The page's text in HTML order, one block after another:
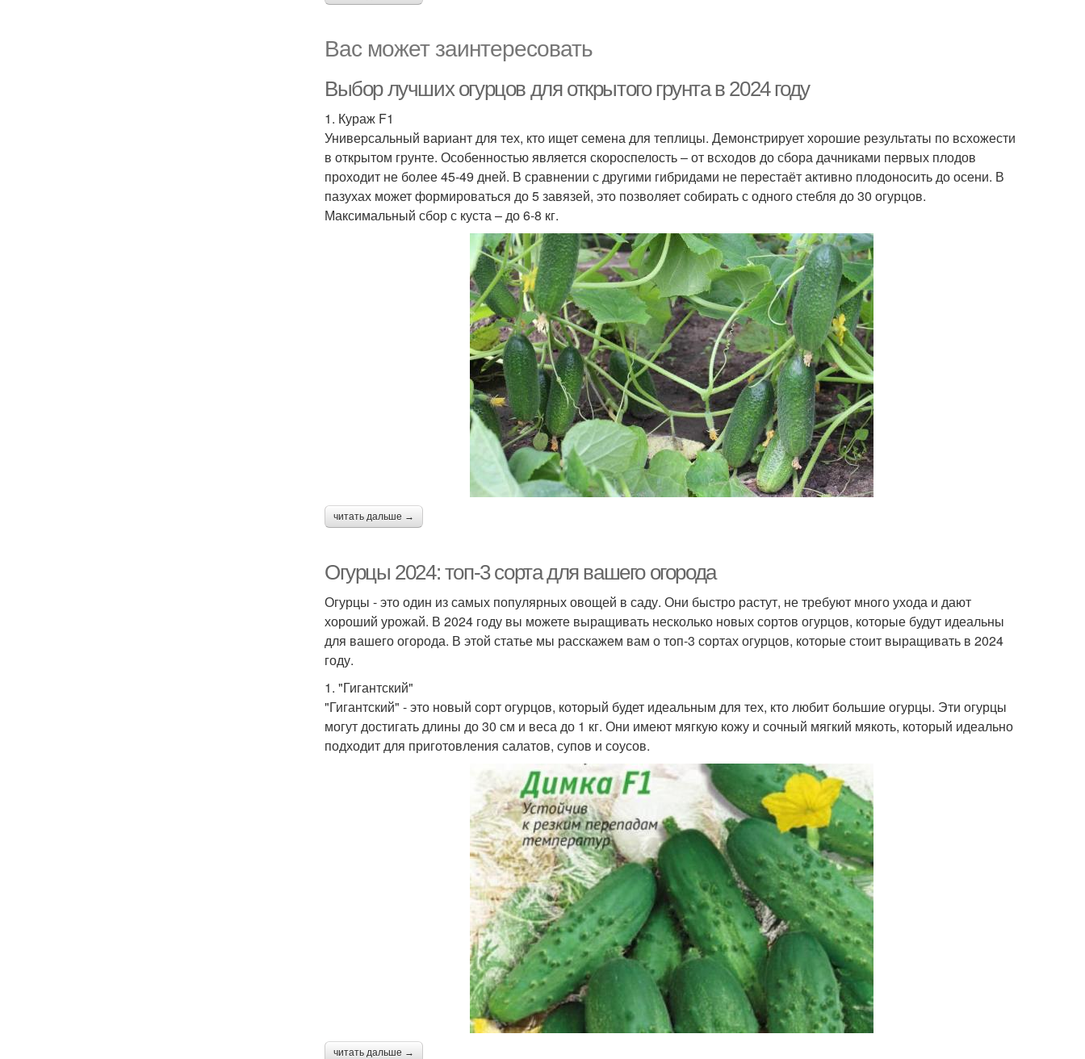
Вас может заинтересовать
Выбор лучших огурцов для открытого грунта в 2024 году
1. Кураж F1
Универсальный вариант для тех, кто ищет семена для теплицы. Демонстрирует хорошие результаты по всхожести
в открытом грунте. Особенностью является скороспелость – от всходов до сбора дачниками первых плодов
проходит не более 45-49 дней. В сравнении с другими гибридами не перестаёт активно плодоносить до осени. В
пазухах может формироваться до 5 завязей, это позволяет собирать с одного стебля до 30 огурцов.
Максимальный сбор с куста – до 6-8 кг.
читать дальше →
Огурцы 2024: топ-3 сорта для вашего огорода
Огурцы - это один из самых популярных овощей в саду. Они быстро растут, не требуют много ухода и дают
хороший урожай. В 2024 году вы можете выращивать несколько новых сортов огурцов, которые будут идеальны
для вашего огорода. В этой статье мы расскажем вам о топ-3 сортах огурцов, которые стоит выращивать в 2024
году.
1. "Гигантский"
"Гигантский" - это новый сорт огурцов, который будет идеальным для тех, кто любит большие огурцы. Эти огурцы
могут достигать длины до 30 см и веса до 1 кг. Они имеют мягкую кожу и сочный мягкий мякоть, который идеально
подходит для приготовления салатов, супов и соусов.
читать дальше →